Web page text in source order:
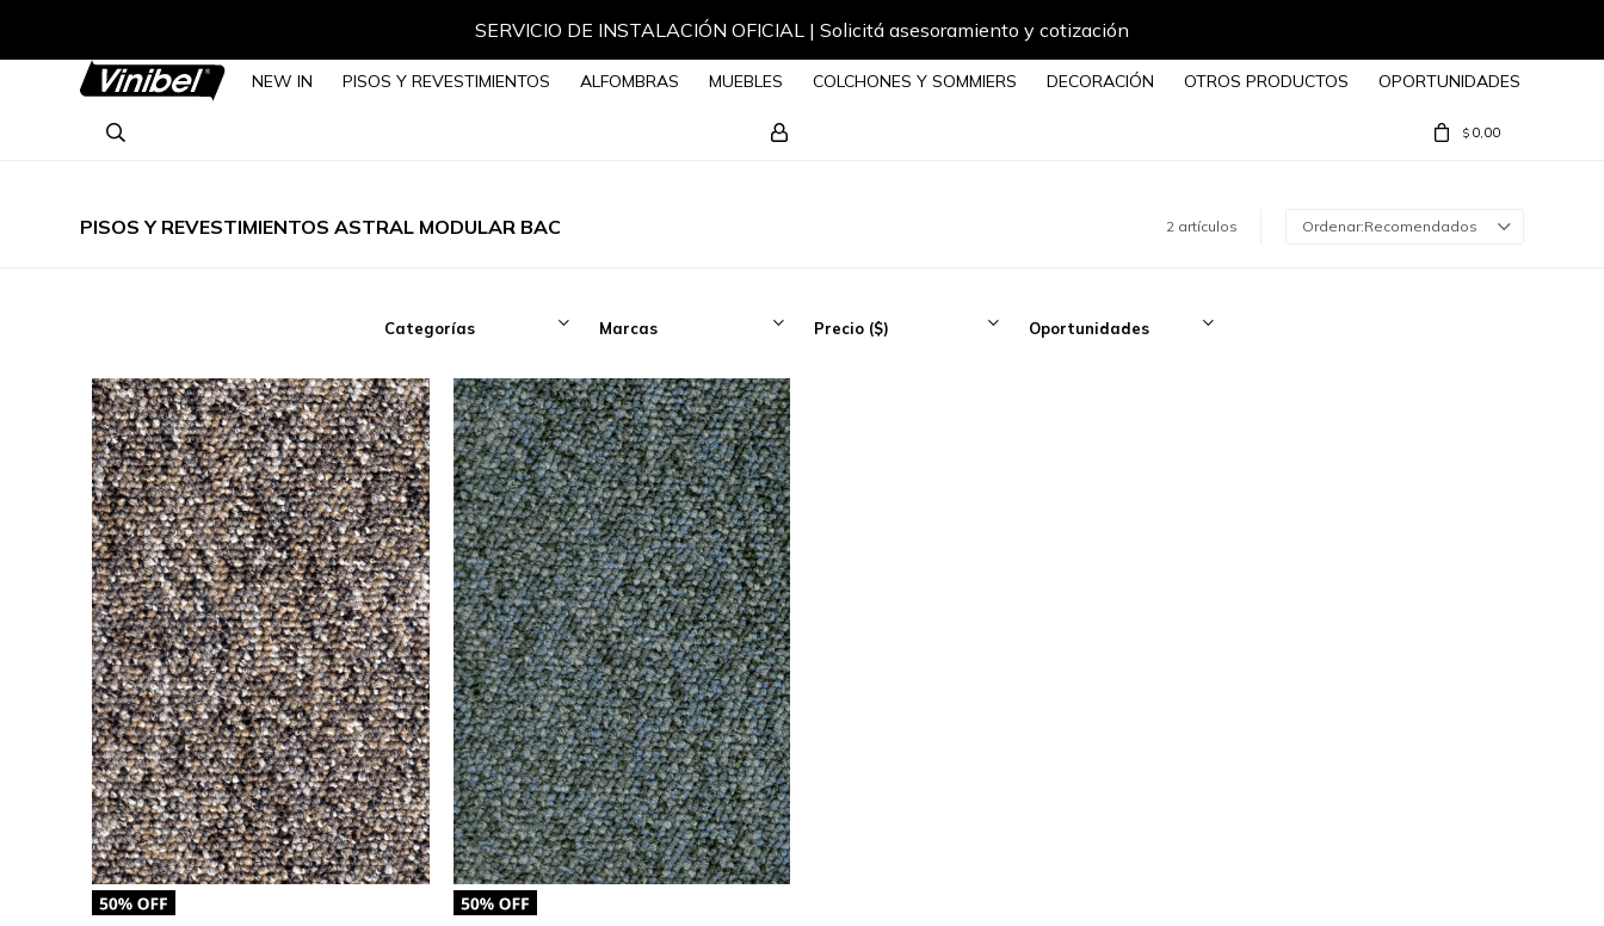
SERVICIO DE INSTALACIÓN OFICIAL | Solicitá asesoramiento y cotización
NEW IN PISOS Y REVESTIMIENTOS ALFOMBRAS MUEBLES COLCHONES Y SOMMIERS DECORACIÓN OTROS PRODUCTOS OPORTUNIDADES
$ 0,00
PISOS Y REVESTIMIENTOS ASTRAL MODULAR BAC 2 artículos Recomendados
Categorías Marcas Precio ($) Oportunidades